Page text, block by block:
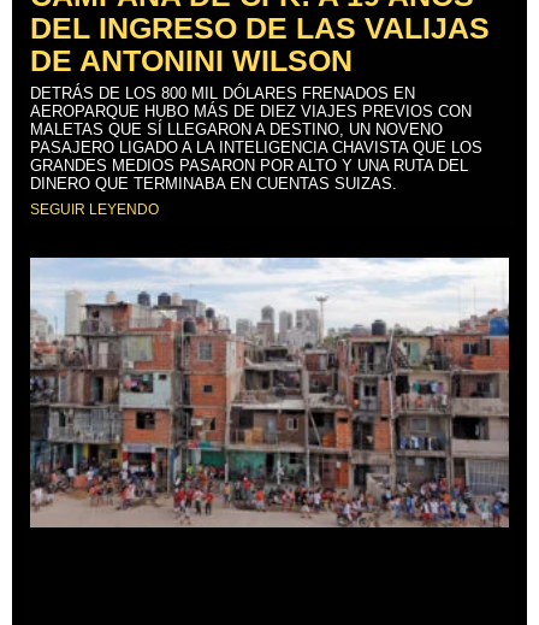
DEL INGRESO DE LAS VALIJAS
DE ANTONINI WILSON
DETRÁS DE LOS 800 MIL DÓLARES FRENADOS EN
AEROPARQUE HUBO MÁS DE DIEZ VIAJES PREVIOS CON
MALETAS QUE SÍ LLEGARON A DESTINO, UN NOVENO
PASAJERO LIGADO A LA INTELIGENCIA CHAVISTA QUE LOS
GRANDES MEDIOS PASARON POR ALTO Y UNA RUTA DEL
DINERO QUE TERMINABA EN CUENTAS SUIZAS.
SEGUIR LEYENDO